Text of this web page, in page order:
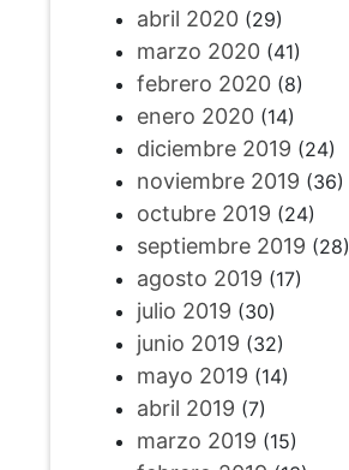
abril 2020(29)
marzo 2020(41)
febrero 2020(8)
enero 2020(14)
diciembre 2019 (24)
noviembre 2019 (36)
octubre 2019 (24)
septiembre 2019 (28)
agosto 2019 (17)
julio 2019 (30)
junio 2019 (32)
mayo 2019 (14)
abril 2019 (7)
marzo 2019 (15)